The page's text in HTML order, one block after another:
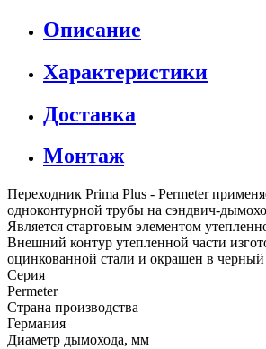
Описание
Характеристики
Доставка
Монтаж
Переходник Prima Plus - Permeter
одноконтурной трубы на сэндвич-
Является стартовым элементом
Внешний контур утепленной части
оцинкованной стали и окрашен в
Серия
Permeter
Страна производства
Германия
Диаметр дымохода, мм